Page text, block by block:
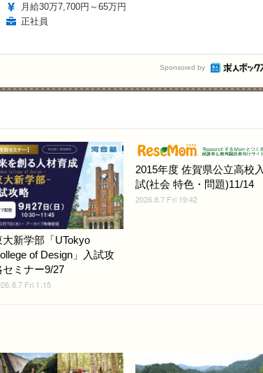
月給30万7,700円～65万円
正社員
Sponsored by
大新学部「UTokyo
of Design」入試攻
セミナー9/27
Fri 1:15
2015年度 佐賀県公立高校入
試(社会 特色・問題)11/14
2026.8.7 Fri 19:42